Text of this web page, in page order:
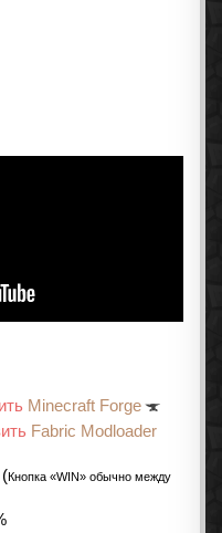
Minecraft Forge
Fabric Modloader
Кнопка «WIN» обычно между